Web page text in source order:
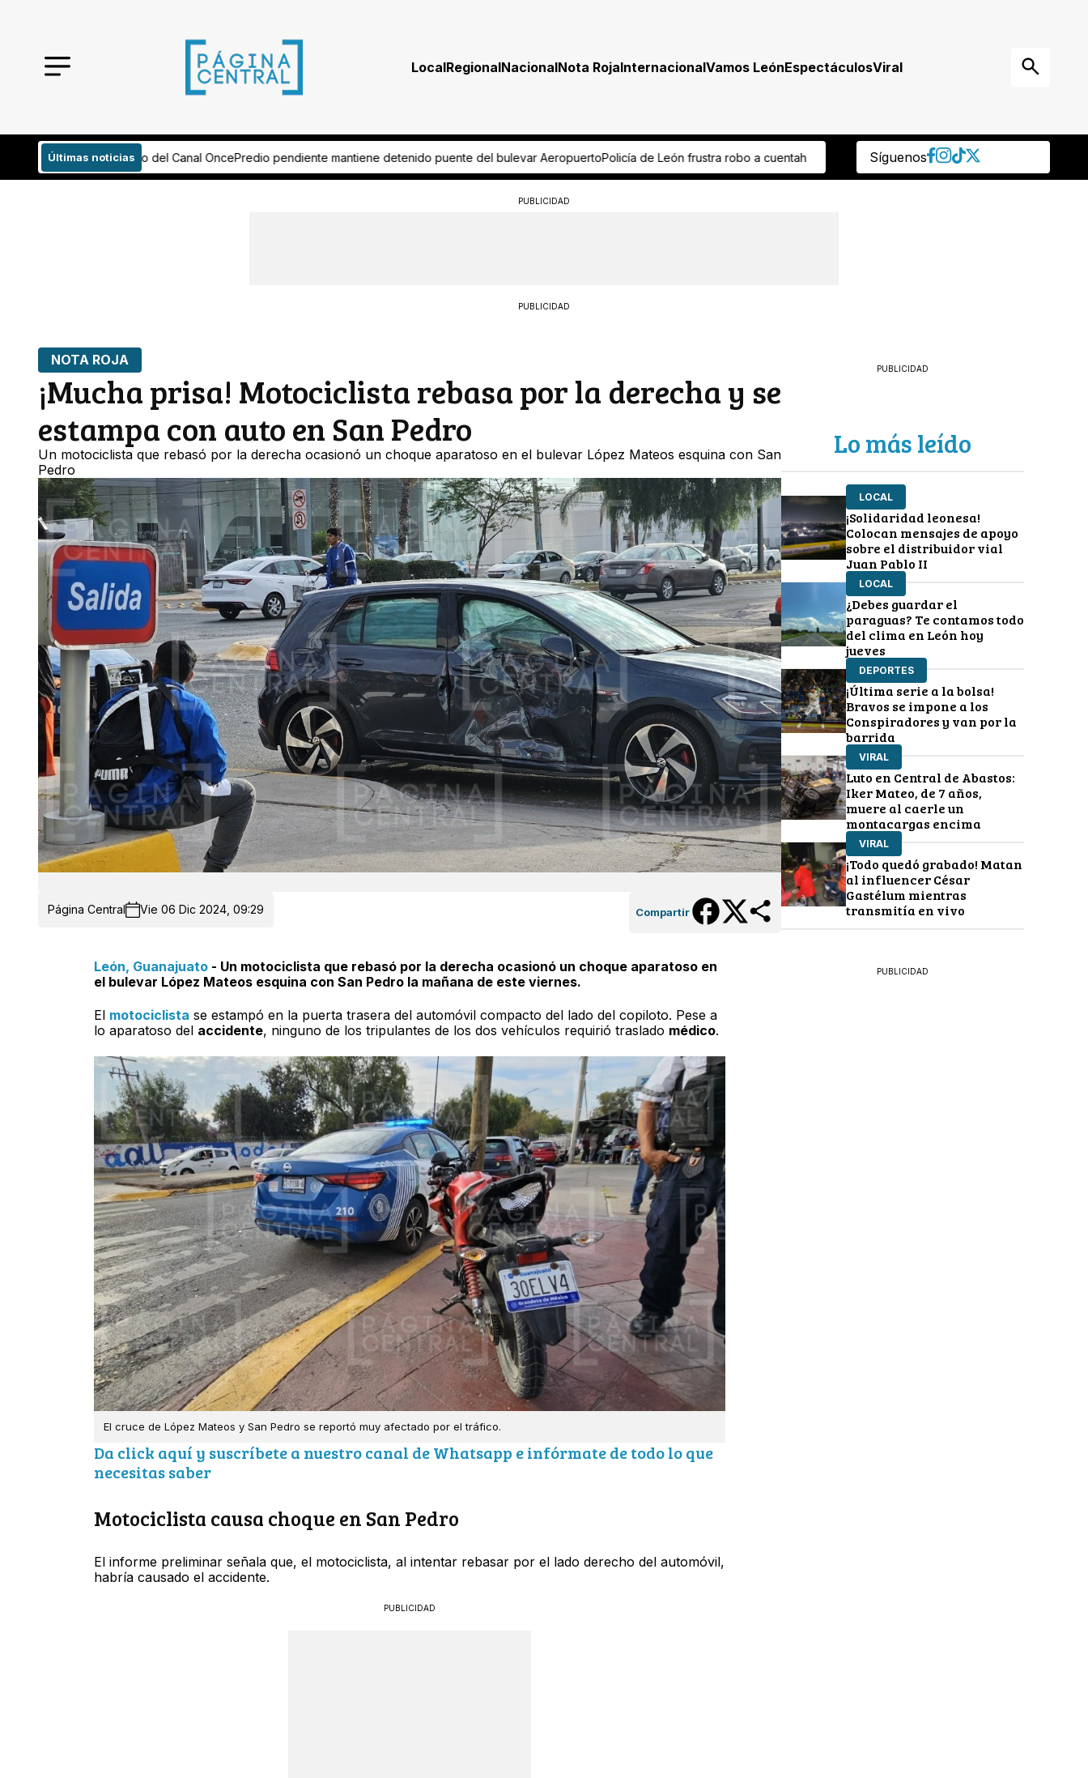
LocalRegionalNacionalNota RojaInternacionalVamos LeónEspectáculosViral
Últimas noticias
Canal OncePredio pendiente mantiene detenido puente del bulevar AeropuertoPolicía de León frustra robo a cuentahabiente y recupera 50 mil pesos ¿Empresa de paquetería o de viajes? Aseguran
Síguenos
PUBLICIDAD
PUBLICIDAD
NOTA ROJA
¡Mucha prisa! Motociclista rebasa por la derecha y se
estampa con auto en San Pedro
Un motociclista que rebasó por la derecha ocasionó un choque aparatoso en el bulevar López Mateos esquina con San
Pedro
Página Central Vie 06 Dic 2024, 09:29 Compartir
León, Guanajuato- Un motociclista que rebasó por la derecha ocasionó un choque aparatoso en
el bulevar López Mateos esquina con San Pedro la mañana de este viernes.
El motociclista se estampó en la puerta trasera del automóvil compacto del lado del copiloto. Pese a
lo aparatoso del accidente, ninguno de los tripulantes de los dos vehículos requirió traslado médico.
El cruce de López Mateos y San Pedro se reportó muy afectado por el tráfico.
Da click aquí y suscríbete a nuestro canal de Whatsapp e infórmate de todo lo que
necesitas saber
Motociclista causa choque en San Pedro
El informe preliminar señala que, el motociclista, al intentar rebasar por el lado derecho del automóvil,
habría causado el accidente.
PUBLICIDAD
PUBLICIDAD
Lo más leído
LOCAL
¡Solidaridad leonesa!
Colocan mensajes de apoyo
sobre el distribuidor vial
Juan Pablo II
LOCAL
¿Debes guardar el
paraguas? Te contamos todo
del clima en León hoy
jueves
DEPORTES
¡Última serie a la bolsa!
Bravos se impone a los
Conspiradores y van por la
barrida
VIRAL
Luto en Central de Abastos:
Iker Mateo, de 7 años,
muere al caerle un
montacargas encima
VIRAL
¡Todo quedó grabado! Matan
al influencer César
Gastélum mientras
transmitía en vivo
PUBLICIDAD